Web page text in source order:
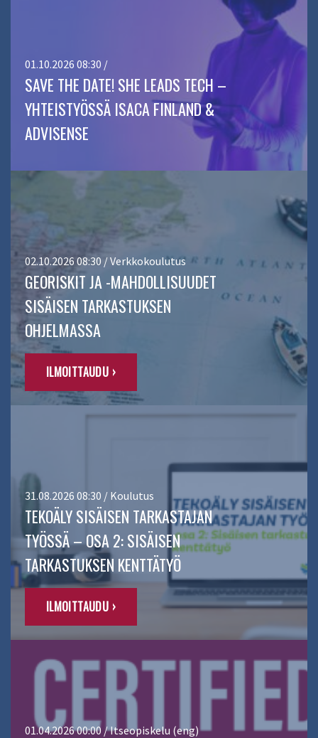
01.10.2026 08:30 /
SAVE THE DATE! SHE LEADS TECH –
YHTEISTYÖSSÄ ISACA FINLAND &
ADVISENSE
02.10.2026 08:30 / Verkkokoulutus
GEORISKIT JA -MAHDOLLISUUDET
SISÄISEN TARKASTUKSEN
OHJELMASSA
ILMOITTAUDU ›
31.08.2026 08:30 / Koulutus
TEKOÄLY SISÄISEN TARKASTAJAN
TYÖSSÄ – OSA 2: SISÄISEN
TARKASTUKSEN KENTTÄTYÖ
ILMOITTAUDU ›
01.04.2026 00:00 / Itseopiskelu (eng)